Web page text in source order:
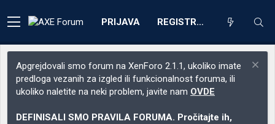
PRIJAVA REGISTRACIJA
Apgrejdovali smo forum na XenForo 2.1.1, ukoliko imate
predloga vezanih za izgled ili funkcionalnost foruma, ili
ukoliko naletite na neki problem, javite nam OVDE
DEFINISALI SMO PRAVILA FORUMA. Pročitajte ih,